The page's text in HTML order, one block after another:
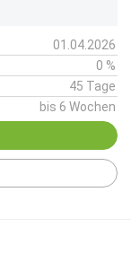
01.04.2026
0 %
45 Tage
bis 6 Wochen